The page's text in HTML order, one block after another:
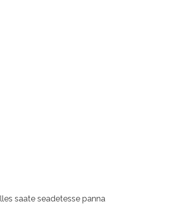
saate seadetesse panna